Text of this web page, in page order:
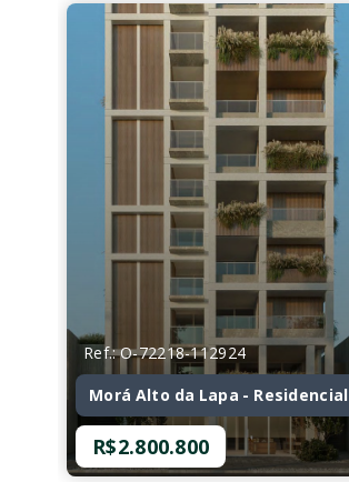
Ref.: O-72218-112924
Morá Alto da Lapa - Residencial
R$2.800.800